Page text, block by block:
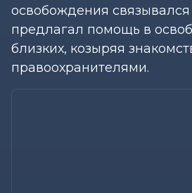
освобождения
предлагал помощь в
близких, козыряя
правоохранителями.